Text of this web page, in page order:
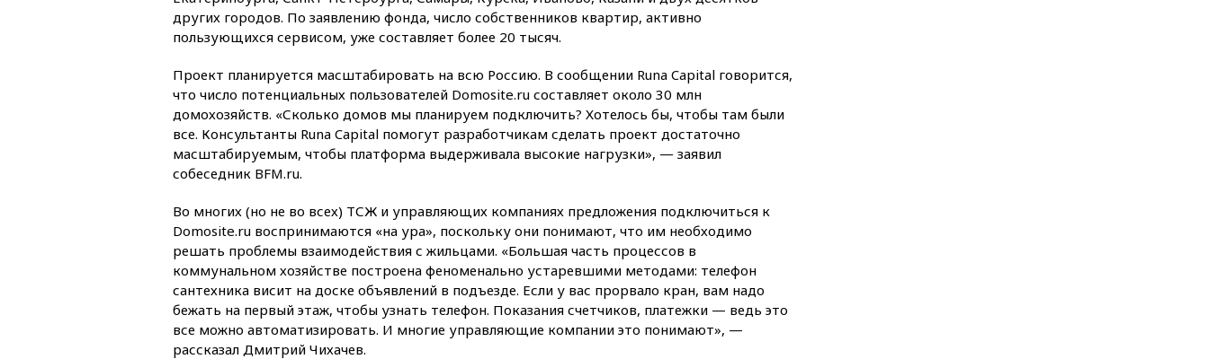
02:30 Трамп попросил
отпустить его с круглого стола
01:35Мигрант погиб при
попытке попасть из Марокко в
Сеуту на параплане
00:30FT: ЕС не готов принять в
блок Украину из-за уровня
вчера, 23:35 Лукашенко
объяснил экономическую
ЕС
вчера, 22:59На башню
ресторана «Армения» в
Москве вернут утраченную
скульптуру балерины
других городов. По заявлению фонда, число собственников квартир, активно
пользующихся сервисом, уже составляет более 20 тысяч.
Проект планируется масштабировать на всю Россию. В сообщении Runa Capital говорится,
что число потенциальных пользователей Domosite.ru составляет около 30 млн
домохозяйств. «Сколько домов мы планируем подключить? Хотелось бы, чтобы там были
все. Консультанты Runa Capital помогут разработчикам сделать проект достаточно
масштабируемым, чтобы платформа выдерживала высокие нагрузки», — заявил
собеседник BFM.ru.
Во многих (но не во всех) ТСЖ и управляющих компаниях предложения подключиться к
Domosite.ru воспринимаются «на ура», поскольку они понимают, что им необходимо
решать проблемы взаимодействия с жильцами. «Большая часть процессов в
коммунальном хозяйстве построена феноменально устаревшими методами: телефон
сантехника висит на доске объявлений в подъезде. Если у вас прорвало кран, вам надо
бежать на первый этаж, чтобы узнать телефон. Показания счетчиков, платежки — ведь это
все можно автоматизировать. И многие управляющие компании это понимают», —
рассказал Дмитрий Чихачев.